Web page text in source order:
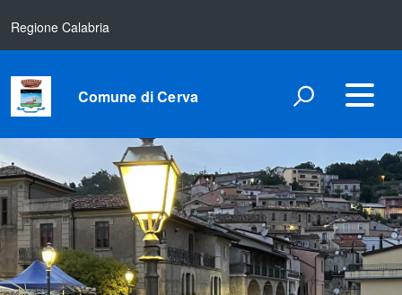
Regione Calabria
Comune di Cerva